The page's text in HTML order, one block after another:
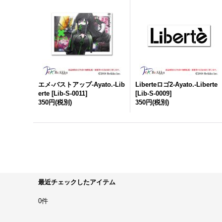
エメ-バストアップ-Ayato.-Lib
erte [Lib-S-0011]
350円(税別)
Liberteロゴ2-Ayato.-Liberte
[Lib-S-0009]
350円(税別)
最近チェックしたアイテム
0件